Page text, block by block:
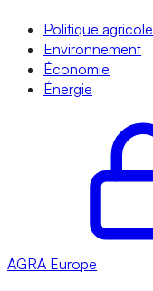
Politique agricole
Environnement
Économie
Énergie
AGRA Europe